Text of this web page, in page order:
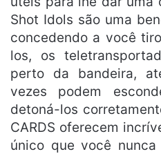
Shot Idols são uma
concedendo a você
los, os
perto da bandeira,
vezes podem
detoná-los
CARDS oferecem
único que você